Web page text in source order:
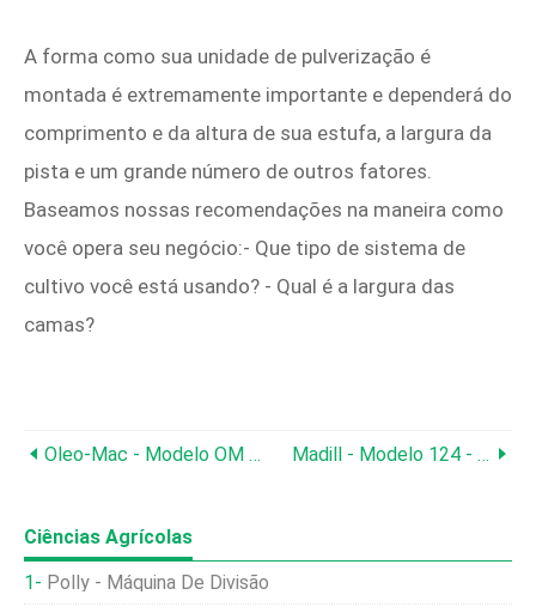
A forma como sua unidade de pulverização é
montada é extremamente importante e dependerá do
comprimento e da altura de sua estufa, a largura da
pista e um grande número de outros fatores.
Baseamos nossas recomendações na maneira como
você opera seu negócio:- Que tipo de sistema de
cultivo você está usando? - Qual é a largura das
camas?
Oleo-Mac - Modelo OM 15 E - Serras Elétricas De Corrente Madill - Modelo 124 - Pátio Giratório
Ciências Agrícolas
Polly - Máquina De Divisão